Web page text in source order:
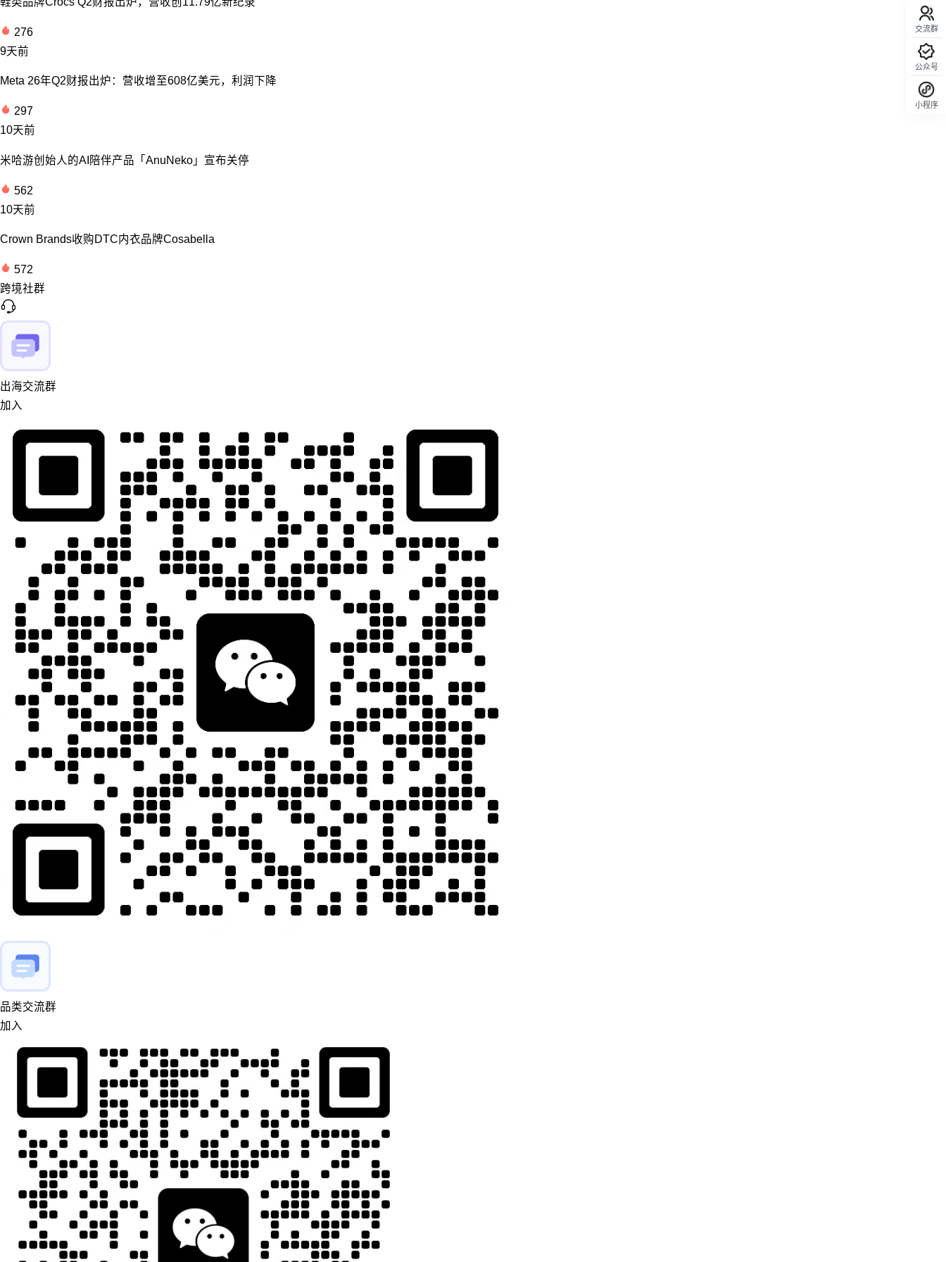
276
9天前
Meta 26年Q2财报出炉：营收增至608亿美元，利润下降
297
10天前
米哈游创始人的AI陪伴产品「AnuNeko」宣布关停
562
10天前
Crown Brands收购DTC内衣品牌Cosabella
572
跨境社群
出海交流群
加入
品类交流群
加入
交流群
公众号
小程序